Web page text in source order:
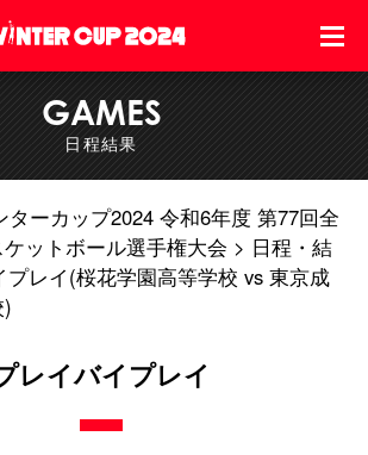
GAMES
日程結果
ターカップ2024 令和6年度 第77回全
ットボール選手権大会
日程・結
プレイ(桜花学園高等学校 vs 東京成
レイバイプレイ